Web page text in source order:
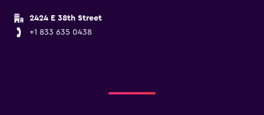
2424 E 38th Street
+1 833 635 0438